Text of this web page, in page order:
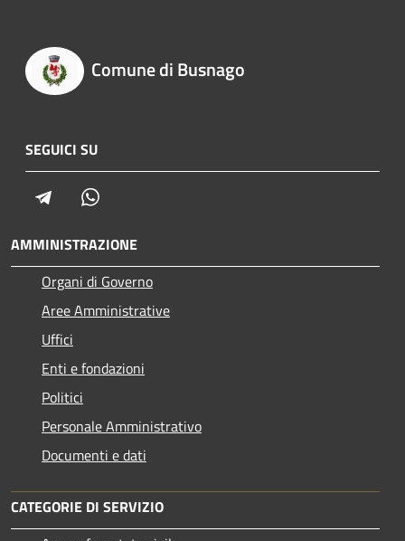
Comune di Busnago
SEGUICI SU
Telegram
AMMINISTRAZIONE
Organi di Governo
Aree Amministrative
Uffici
Enti e fondazioni
Politici
Personale Amministrativo
Documenti e dati
CATEGORIE DI SERVIZIO